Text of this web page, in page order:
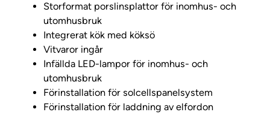
Storformat porslinsplattor för inomhus- och
utomhusbruk
Integrerat kök med köksö
Vitvaror ingår
Infällda LED-lampor för inomhus- och
utomhusbruk
Förinstallation för solcellspanelsystem
Förinstallation för laddning av elfordon